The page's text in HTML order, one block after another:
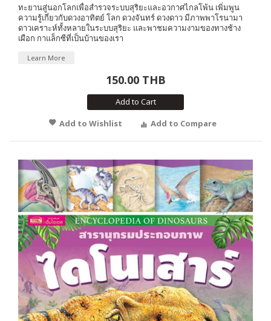
ทะยานสู่นอกโลกเพื่อสำรวจระบบสุริยะและอวกาศไกลโพ้น เพิ่มพูน
ความรู้เกี่ยวกับดวงอาทิตย์ โลก ดวงจันทร์ ดวงดาว มีภาพพาโรนามา
ดาวเคราะห์ทั้งหลายในระบบสุริยะ และพาชมความงามของทางช้าง
เผือก กาแล็กซีที่เป็นบ้านของเรา
Learn More
150.00 THB
Add to Cart
Add to Wishlist
Add to Compare